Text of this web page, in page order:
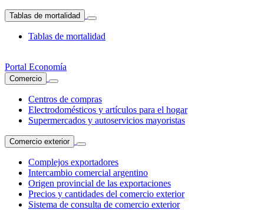
Tablas de mortalidad
Tablas de mortalidad
Portal Economía
Comercio
Centros de compras
Electrodomésticos y artículos para el hogar
Supermercados y autoservicios mayoristas
Comercio exterior
Complejos exportadores
Intercambio comercial argentino
Origen provincial de las exportaciones
Precios y cantidades del comercio exterior
Sistema de consulta de comercio exterior